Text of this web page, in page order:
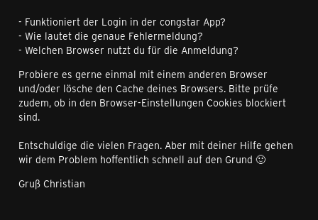
- Funktioniert der Login in der congstar App?
- Wie lautet die genaue Fehlermeldung?
- Welchen Browser nutzt du für die Anmeldung?
Probiere es gerne einmal mit einem anderen Browser
und/oder lösche den Cache deines Browsers. Bitte prüfe
zudem, ob in den Browser-Einstellungen Cookies blockiert
sind.
Entschuldige die vielen Fragen. Aber mit deiner Hilfe gehen
wir dem Problem hoffentlich schnell auf den Grund 🙂
Gruß Christian